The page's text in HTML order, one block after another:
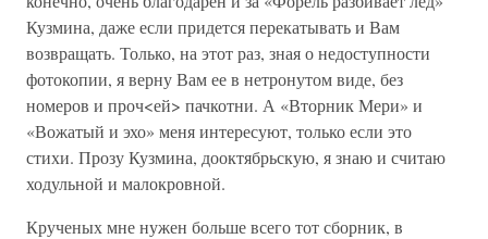
Кузмина, даже если придется перекатывать и Вам
возвращать. Только, на этот раз, зная о недоступности
фотокопии, я верну Вам ее в нетронутом виде, без
номеров и проч<ей> пачкотни. А «Вторник Мери» и
«Вожатый и эхо» меня интересуют, только если это
стихи. Прозу Кузмина, дооктябрьскую, я знаю и считаю
ходульной и малокровной.
Крученых мне нужен больше всего тот сборник, в